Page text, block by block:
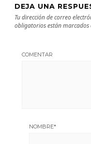
DEJA UNA
Tu dirección de correo
obligatorios están marcados
COMENTAR
NOMBRE*